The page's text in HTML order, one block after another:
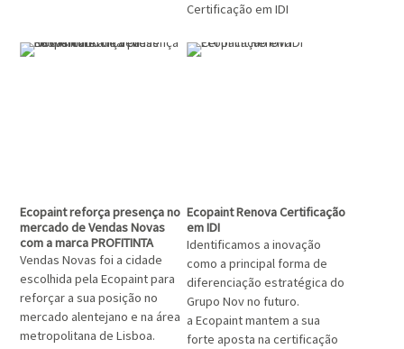
Certificação em IDI
Ecopaint reforça presença no
mercado de Vendas Novas
com a marca PROFITINTA
Vendas Novas foi a cidade
escolhida pela Ecopaint para
reforçar a sua posição no
mercado alentejano e na área
metropolitana de Lisboa.
Ecopaint Renova Certificação
em IDI
Identificamos a inovação
como a principal forma de
diferenciação estratégica do
Grupo Nov no futuro.
a Ecopaint mantem a sua
forte aposta na certificação